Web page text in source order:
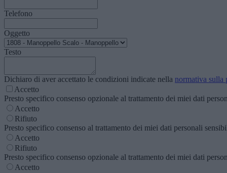
Telefono
Oggetto
Testo
Dichiaro di aver accettato le condizioni indicate nella normativa sulla
Accetto
Presto specifico consenso opzionale al trattamento dei miei dati
Accetto
Rifiuto
Presto specifico consenso al trattamento dei miei dati personali
Accetto
Rifiuto
Presto specifico consenso opzionale al trattamento dei miei dati
Accetto